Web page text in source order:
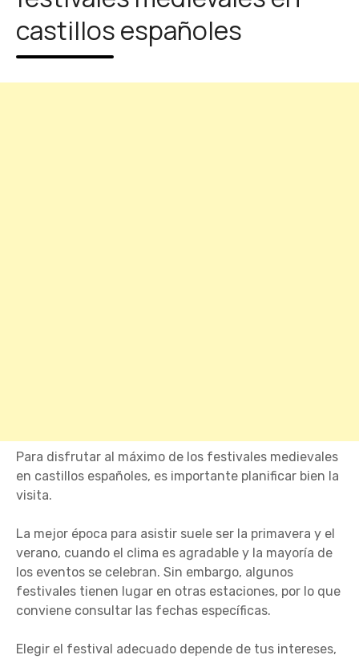
castillos españoles
Para disfrutar al máximo de los festivales medievales
en castillos españoles, es importante planificar bien la
visita.
La mejor época para asistir suele ser la primavera y el
verano, cuando el clima es agradable y la mayoría de
los eventos se celebran. Sin embargo, algunos
festivales tienen lugar en otras estaciones, por lo que
conviene consultar las fechas específicas.
Elegir el festival adecuado depende de tus intereses,